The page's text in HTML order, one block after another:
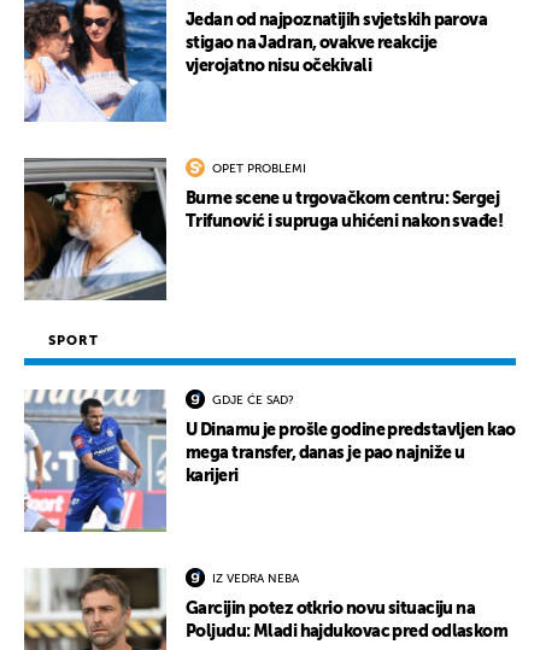
Jedan od najpoznatijih svjetskih parova
stigao na Jadran, ovakve reakcije
vjerojatno nisu očekivali
OPET PROBLEMI
Burne scene u trgovačkom centru: Sergej
Trifunović i supruga uhićeni nakon svađe!
SPORT
GDJE ĆE SAD?
U Dinamu je prošle godine predstavljen kao
mega transfer, danas je pao najniže u
karijeri
IZ VEDRA NEBA
Garcijin potez otkrio novu situaciju na
Poljudu: Mladi hajdukovac pred odlaskom